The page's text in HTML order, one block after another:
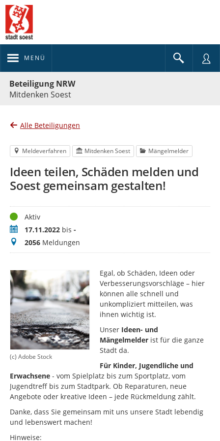
MENÜ
Beteiligung NRW
Mitdenken Soest
Alle Beteiligungen
Meldeverfahren Mitdenken Soest Mängelmelder
Ideen teilen, Schäden melden und
Soest gemeinsam gestalten!
StatusAktiv
Zeitraum17.11.2022 bis -
Meldungen
2056 Meldungen
(c) Adobe Stock
Egal, ob Schäden, Ideen oder
Verbesserungsvorschläge – hier
können alle schnell und
unkompliziert mitteilen, was
ihnen wichtig ist.
Unser Ideen- und
Mängelmelder ist für die ganze
Stadt da.
Für Kinder, Jugendliche und
Erwachsene - vom Spielplatz bis zum Sportplatz, vom
Jugendtreff bis zum Stadtpark. Ob Reparaturen, neue
Angebote oder kreative Ideen – jede Rückmeldung zählt.
Danke, dass Sie gemeinsam mit uns unsere Stadt lebendig
und lebenswert machen!
Hinweise: